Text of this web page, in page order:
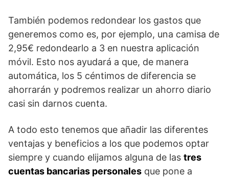
También podemos redondear los gastos que
generemos como es, por ejemplo, una camisa de
2,95€ redondearlo a 3 en nuestra aplicación
móvil. Esto nos ayudará a que, de manera
automática, los 5 céntimos de diferencia se
ahorrarán y podremos realizar un ahorro diario
casi sin darnos cuenta.
A todo esto tenemos que añadir las diferentes
ventajas y beneficios a los que podemos optar
siempre y cuando elijamos alguna de las tres
cuentas bancarias personales que pone a